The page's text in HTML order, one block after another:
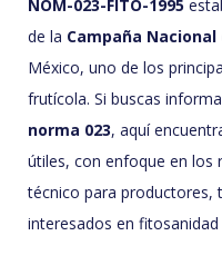
NOM-023-FITO-1995
de la Campaña
México, uno de los
frutícola. Si buscas
norma 023, aquí
útiles, con enfoque en los
técnico para productores,
interesados en fitosanidad